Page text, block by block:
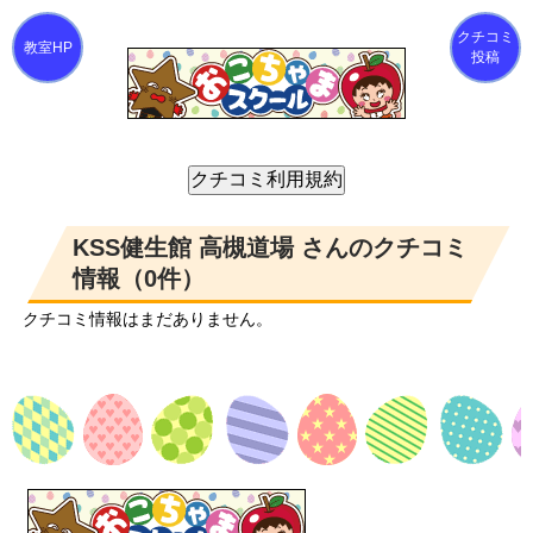
クチコミ
投稿
KSS健生館 高槻道場 さんのクチコミ
情報（0件）
クチコミ情報はまだありません。